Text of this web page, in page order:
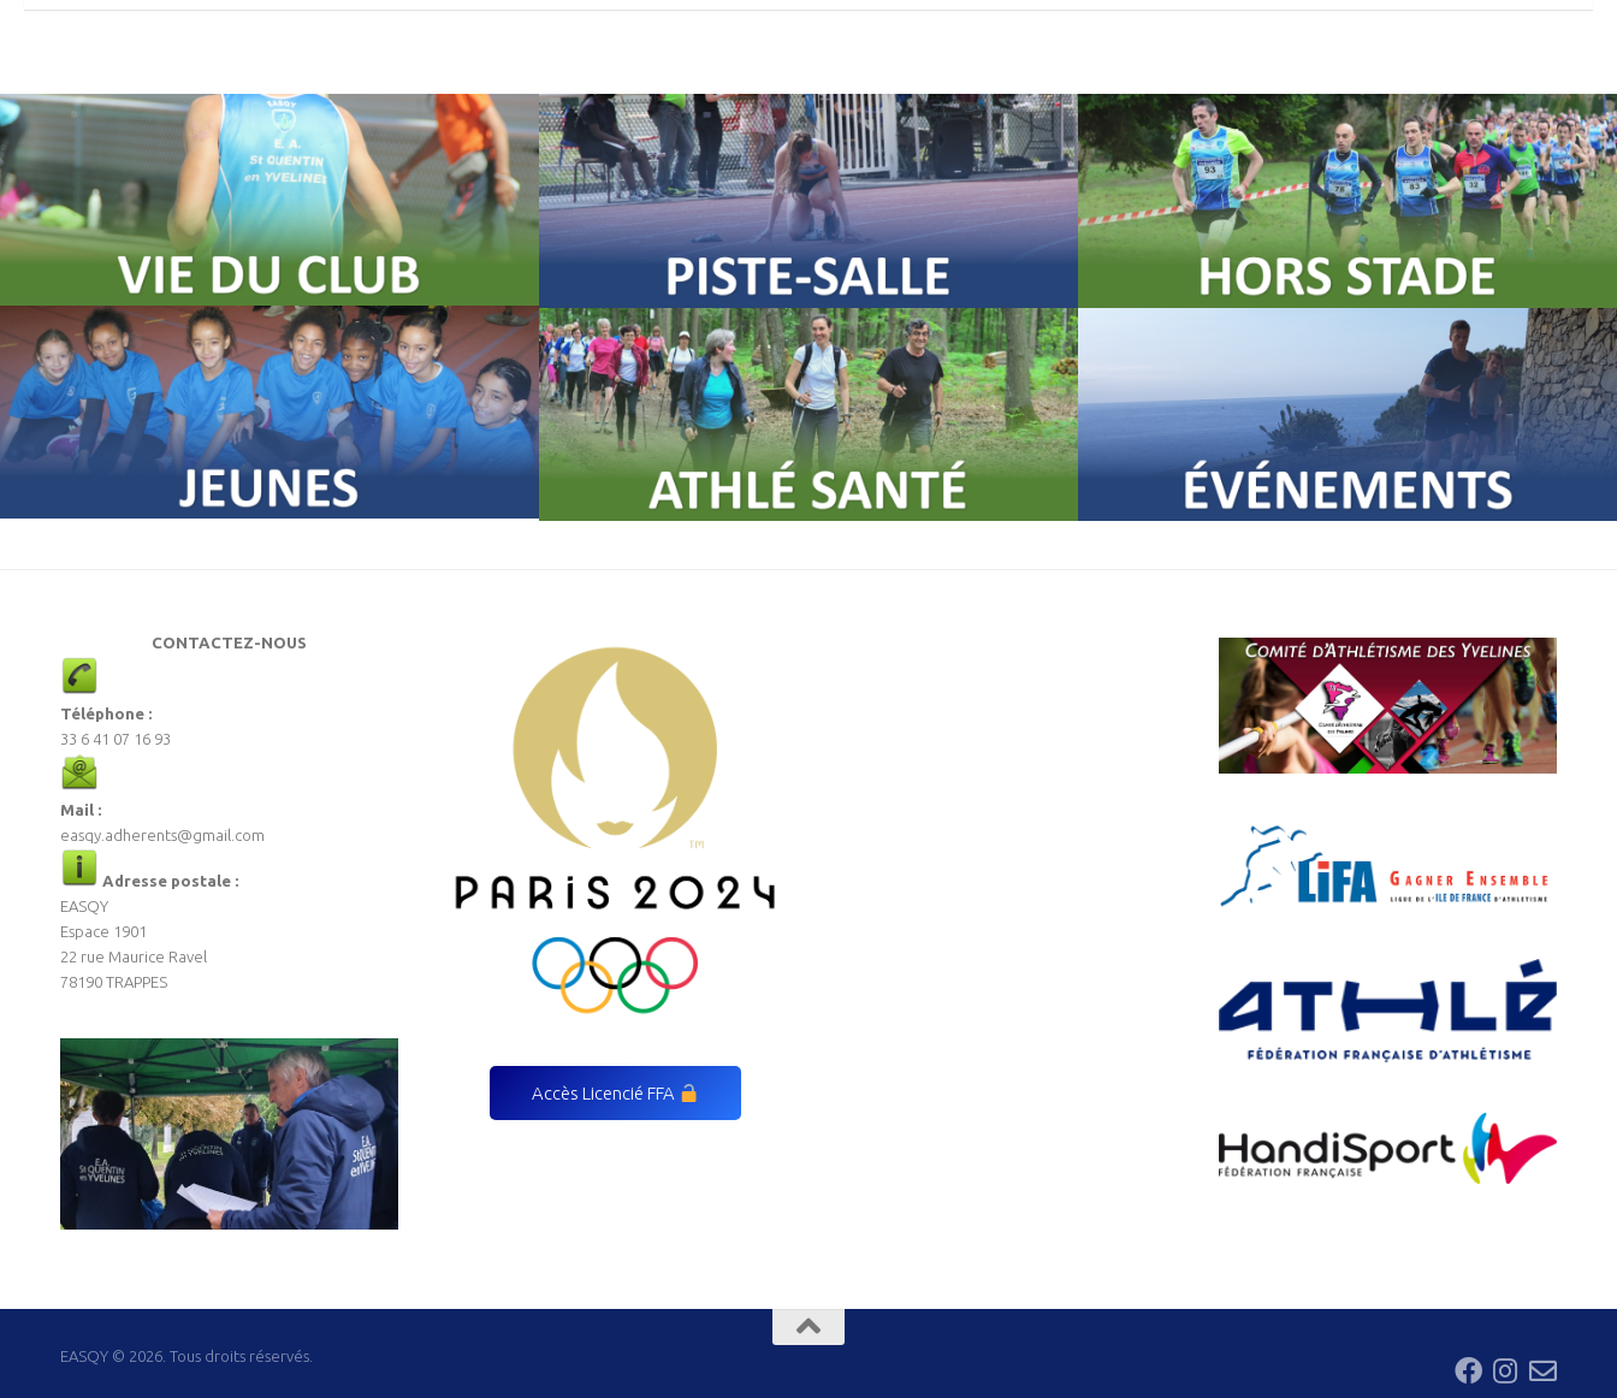
CONTACTEZ-NOUS
Téléphone :
33 6 41 07 16 93
Mail :
easqy.adherents@gmail.com
Adresse postale :
EASQY
Espace 1901
22 rue Maurice Ravel
78190 TRAPPES
Accès Licencié FFA
EASQY © 2026. Tous droits réservés.